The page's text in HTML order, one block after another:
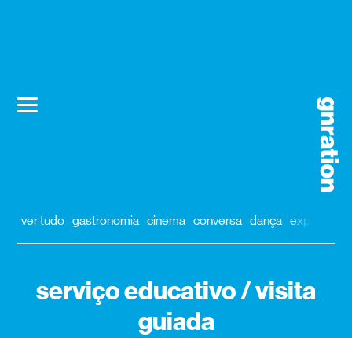
ver tudo gastronomia cinema conversa dança exposição
serviço educativo / visita
guiada